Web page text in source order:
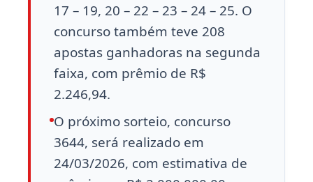
17 – 19, 20 – 22 – 23 – 24 – 25. O
concurso também teve 208
apostas ganhadoras na segunda
faixa, com prêmio de R$
2.246,94.
O próximo sorteio, concurso
3644, será realizado em
24/03/2026, com estimativa de